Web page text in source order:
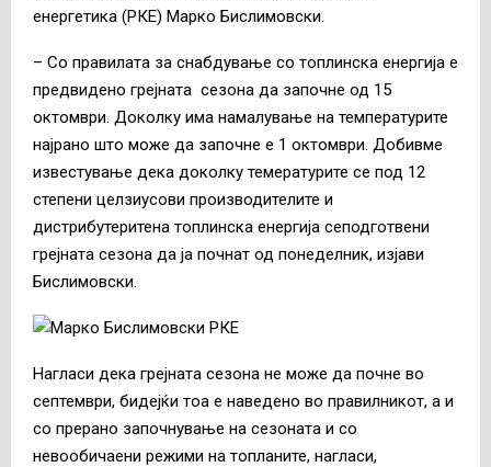
енергетика (РКЕ) Марко Бислимовски.
– Со правилата за снабдување со топлинска енергија е
предвидено грејната сезона да започне од 15
октомври. Доколку има намалување на температурите
најрано што може да започне е 1 октомври. Добивме
известување дека доколку темературите се под 12
степени целзиусови производителите и
дистрибутеритена топлинска енергија сеподготвени
грејната сезона да ја почнат од понеделник, изјави
Бислимовски.
Нагласи дека грејната сезона не може да почне во
септември, бидејќи тоа е наведено во правилникот, а и
со прерано започнување на сезоната и со
невообичаени режими на топланите, нагласи,